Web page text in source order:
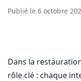
Publié le 6 octobre
Dans la
rôle clé : chaque